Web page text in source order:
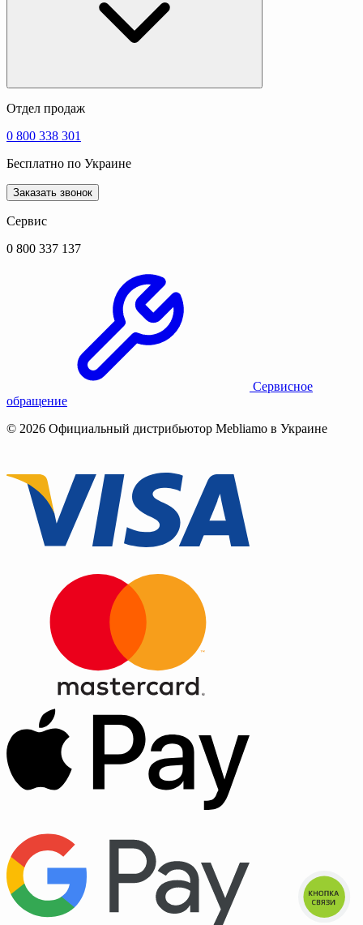
Отдел продаж
0 800 338 301
Бесплатно по Украине
Заказать звонок
Сервис
0 800 337 137
Сервисное
обращение
© 2026 Официальный дистрибьютор Mebliamo в Украине
КНОПКА
СВЯЗИ